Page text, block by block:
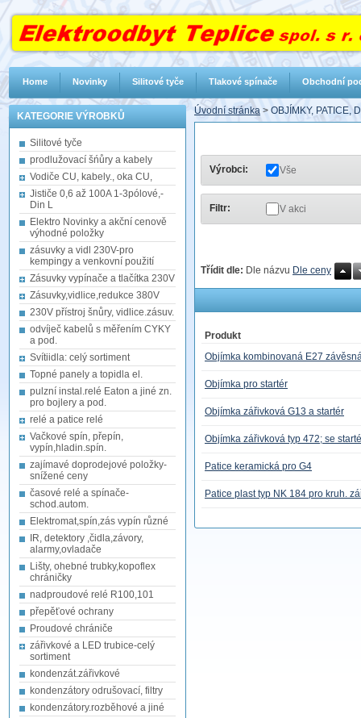
KATEGORIE VÝROBKŮ
Silitové tyče
prodlužovací šńůry a kabely
Vodiče CU, kabely., oka CU,
Jističe 0,6 až 100A 1-3pólové,-
Din L
Elektro Novinky a akční cenově
výhodné položky
zásuvky a vidl 230V-pro
kempingy a venkovní použití
Zásuvky vypínače a tlačítka 230V
Zásuvky,vidlice,redukce 380V
230V přístroj šnůry, vidlice.zásuv.
odvíječ kabelů s měřením CYKY
a pod.
Svítiidla: celý sortiment
Topné panely a topidla el.
pulzní instal.relé Eaton a jiné zn.
pro bojlery a pod.
relé a patice relé
Vačkové spín, přepín,
vypín,hladin.spín.
zajímavé doprodejové položky-
snížené ceny
časové relé a spínače-
schod.autom.
Elektromat,spín,zás vypín různé
IR, detektory ,čidla,závory,
alarmy,ovladače
Lišty, ohebné trubky,kopoflex
chráničky
nadproudové relé R100,101
přepěťové ochrany
Proudové chrániče
zářivkové a LED trubice-celý
sortiment
kondenzát.zářivkové
kondenzátory odrušovací, filtry
kondenzátory.rozběhové a jiné
Úvodní stránka > OBJÍMKY, PATICE,
Výrobci: Vše
Filtr: V akci
Třídit dle: Dle názvu Dle ceny
Produkt
Objímka kombinovaná E27
Objímka pro startér
Objímka zářivková G13 a startér
Objímka zářivková typ 472; se
Patice keramická pro G4
Patice plast typ NK 184 pro kruh.
Home Novinky Silitové tyče Tlakové spínače Obchodní